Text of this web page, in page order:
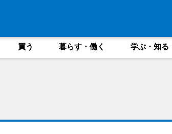
買う 暮らす・働く 学ぶ・知る